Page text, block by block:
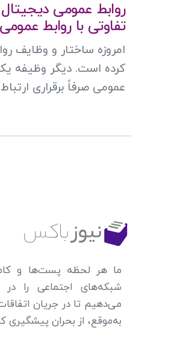
روابط عمومی
تفاوتی با روابط
امروزه ساختار و وظایف
کرده‌ است. دیگر وظیفه
عمومی صرفاً برقراری
ما هر لحظه پست‌ها و
شبکه‌های اجتماعی را در
می‌دهیم تا در جریان
به‌موقع، از بحران پیشگیری